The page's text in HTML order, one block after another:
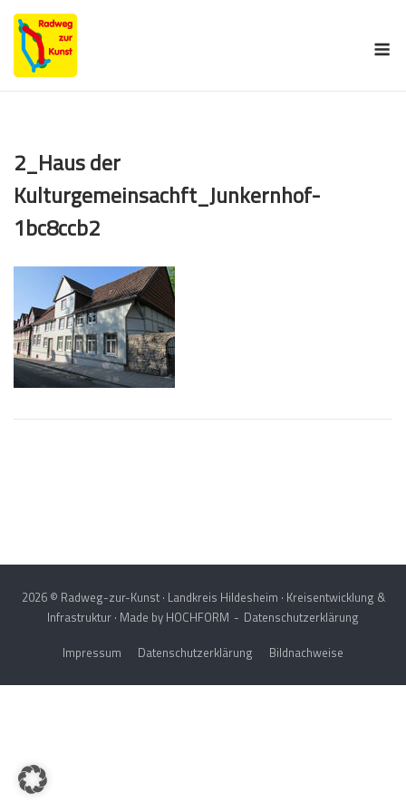
Skip
content
2_Haus der
Kulturgemeinsachft_Junkernhof-
1bc8ccb2
2026 © Radweg-zur-Kunst · Landkreis Hildesheim · Kreisentwicklung &
Infrastruktur · Made by HOCHFORM
Datenschutzerklärung
Impressum
Datenschutzerklärung Bildnachweise